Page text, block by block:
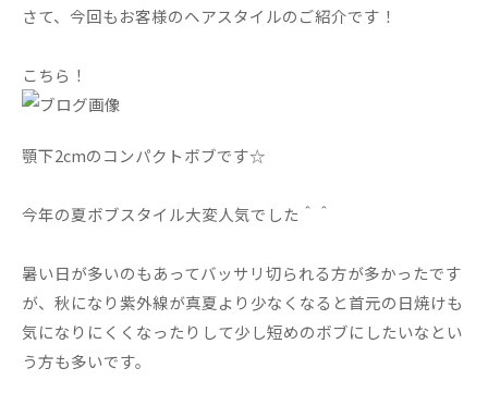
さて、今回もお客様のヘアスタイルのご紹介です！
こちら！
顎下2cmのコンパクトボブです☆
今年の夏ボブスタイル大変人気でした＾＾
暑い日が多いのもあってバッサリ切られる方が多かったです
が、秋になり紫外線が真夏より少なくなると首元の日焼けも
気になりにくくなったりして少し短めのボブにしたいなとい
う方も多いです。